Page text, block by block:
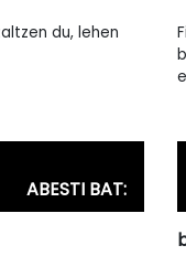
du, lehen
ABESTI BAT: